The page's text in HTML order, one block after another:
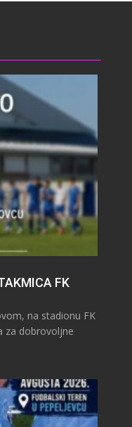
FK
na stadionu FK
za dobrovoljne